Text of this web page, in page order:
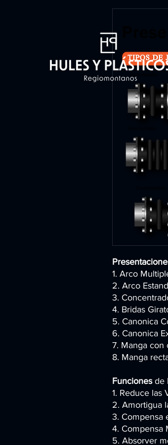
1. Arco
2. Arco
3.
4. Bridas
5. Canonica
6. Canonica
7. Manga con
8. Manga
Funcionesde
1. Reduce las
2. Amortigua
3. Compensa
4. Compensa
5. Absorver